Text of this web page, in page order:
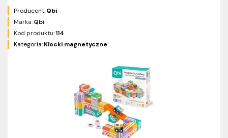
Producent:Qbi
Marka:Qbi
Kod produktu:114
Kategoria:Klocki magnetyczne